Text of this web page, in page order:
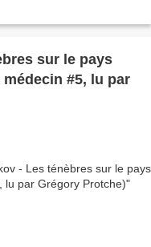
sur le pays
#5, lu par